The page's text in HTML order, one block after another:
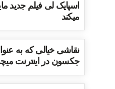
اسپایک لی فیلم جدید
میکند
نقاشی خیالی که به
جکسون در اینترنت